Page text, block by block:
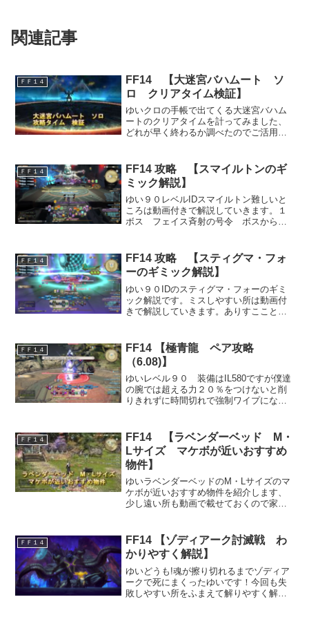
関連記事
ＦＦ１４
FF14 【大迷宮バハムート ソ
ロ クリアタイム検証】
ゆいクロの手帳で出てくる大迷宮バハム
ートのクリアタイムを計ってみました、
どれが早く終わるか調べたのでご活用く
バハムート 邂逅...
ＦＦ１４
FF14 攻略 【スマイルトンのギ
ミック解説】
ゆい９０レベルIDスマイルトン難しいと
ころは動画付きで解説していきます。１
ボス フェイス斉射の号令 ボスから線
うとムカムカの呪いのデバフがつき青だ
とニコニコの呪いがつく...
ＦＦ１４
FF14 攻略 【スティグマ・フォ
ーのギミック解説】
ゆい９０IDのスティグマ・フォーのギミ
ック解説です。ミスしやすい所は動画付
きで解説していきます。ありすこことス
トオメガ側面機関砲 左or右側に広範囲
攻撃。矢印の方向に...
ＦＦ１４
FF14 【極青龍 ペア攻略
（6.08)】
ゆいレベル９０ 装備はIL580ですが僕達
の腕では超える力２０％をつけないと削
りきれずに時間切れで強制ワイプになり
ーガー超える力２０％で攻略 暗黒と白
魔道士のペア...
ＦＦ１４
FF14 【ラベンダーベッド M・
Lサイズ マケボが近いおすすめ
物件】
ゆいラベンダーベッドのM・Lサイズのマ
ケボが近いおすすめ物件を紹介します、
少し遠い所も動画で載せておくので家を
[]).push({...
ＦＦ１４
FF14 【ゾディアーク討滅戦 わ
かりやすく解説】
ゆいどうも!魂が擦り切れるまでゾディア
ークで死にまくったゆいです！今回も失
敗しやすい所をふまえて解りやすく解説